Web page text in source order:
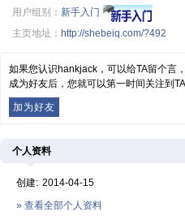
用户组别： 新手入门
主页地址： http://shebeiq.com/?492
如果您认识hankjack，可以给TA留个言
成为好友后，您就可以第一时间关注到
加为好友
个人资料
创建: 2014-04-15
» 查看全部个人资料